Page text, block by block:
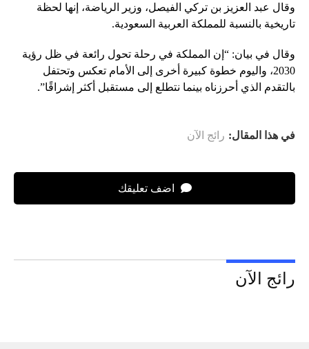
وقال عبد العزيز بن تركي الفيصل، وزير الرياضة، إنها لحظة
تاريخية بالنسبة للمملكة العربية السعودية.
وقال في بيان: “إن المملكة في رحلة تحول رائعة في ظل رؤية
2030، واليوم خطوة كبيرة أخرى إلى الأمام تعكس وتحتفل
بالتقدم الذي أحرزناه بينما نتطلع إلى مستقبل أكثر إشراقًا”.
في هذا المقال: رائج الآن
اضف تعليقك
رائج الآن